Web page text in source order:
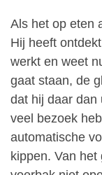
Als het op eten
Hij heeft
werkt en weet
gaat staan, de
dat hij daar dan
veel bezoek
automatische
kippen. Van